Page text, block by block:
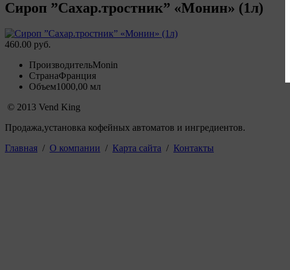
Сироп ”Сахар.тростник” «Монин» (1л)
460.00 руб.
ПроизводительMonin
СтранаФранция
Объем1000,00 мл
© 2013 Vend King
Продажа,установка кофейных автоматов и ингредиентов.
Главная / О компании / Карта сайта / Контакты